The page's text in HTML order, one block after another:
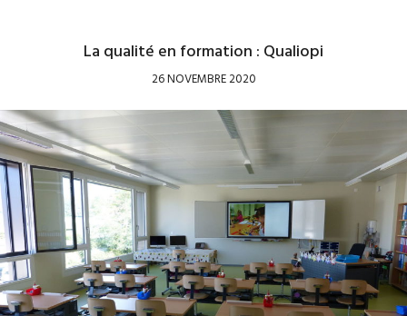
La qualité en formation : Qualiopi
26 NOVEMBRE 2020